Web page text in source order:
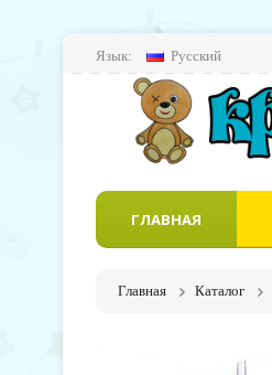
Язык: Русский
ГЛАВНАЯ
Главная Каталог